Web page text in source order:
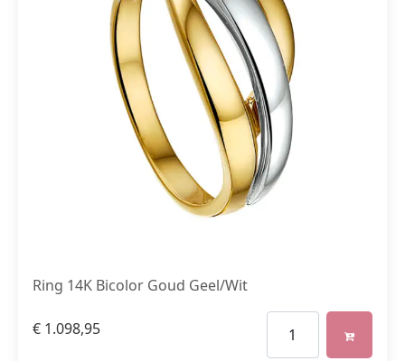
Ring 14K Bicolor Goud Geel/Wit
€ 1.098,95